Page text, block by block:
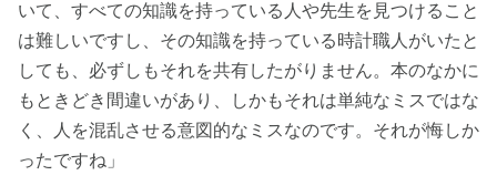
いて、すべての知識を持っている人や先生を見つけること
は難しいですし、その知識を持っている時計職人がいたと
しても、必ずしもそれを共有したがりません。本のなかに
もときどき間違いがあり、しかもそれは単純なミスではな
く、人を混乱させる意図的なミスなのです。それが悔しか
ったですね」